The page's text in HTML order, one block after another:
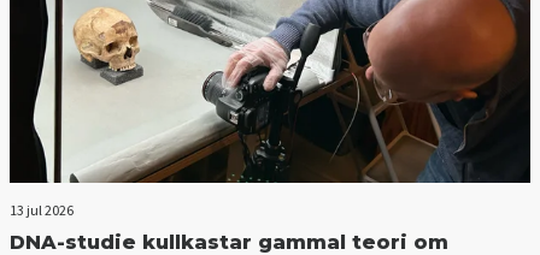
13 jul 2026
DNA-studie kullkastar gammal teori om